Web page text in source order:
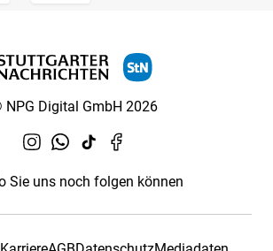
NPG Digital GmbH 2026
Sie uns noch folgen können